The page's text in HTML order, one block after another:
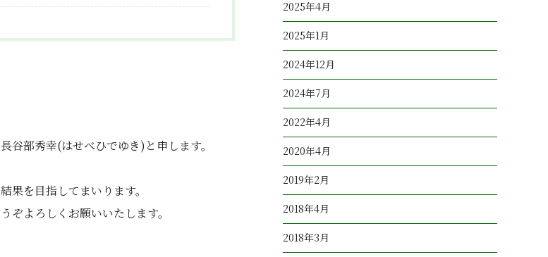
谷部秀幸(はせべひでゆき)と申します。
果を目指してまいります。
ぞよろしくお願いいたします。
2025年4月
2025年1月
2024年12月
2024年7月
2022年4月
2020年4月
2019年2月
2018年4月
2018年3月